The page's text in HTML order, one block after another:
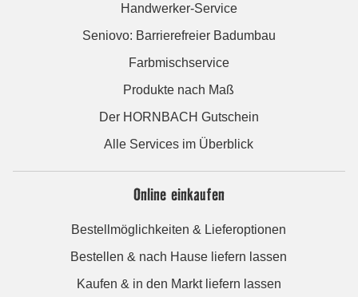
Handwerker-Service
Seniovo: Barrierefreier Badumbau
Farbmischservice
Produkte nach Maß
Der HORNBACH Gutschein
Alle Services im Überblick
Online einkaufen
Bestellmöglichkeiten & Lieferoptionen
Bestellen & nach Hause liefern lassen
Kaufen & in den Markt liefern lassen